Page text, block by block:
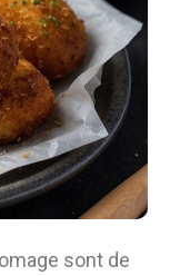
sont de